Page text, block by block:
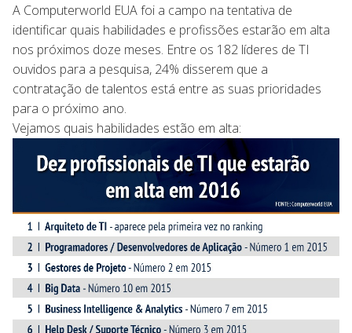
A Computerworld EUA foi a campo na tentativa de
identificar quais habilidades e profissões estarão em alta
nos próximos doze meses. Entre os 182 líderes de TI
ouvidos para a pesquisa, 24% disserem que a
contratação de talentos está entre as suas prioridades
para o próximo ano.
Vejamos quais habilidades estão em alta: